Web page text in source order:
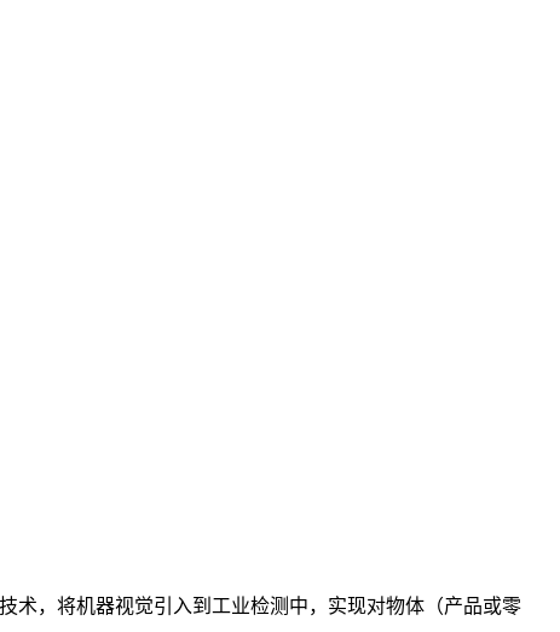
术，将机器视觉引入到工业检测中，实现对物体（产品或零